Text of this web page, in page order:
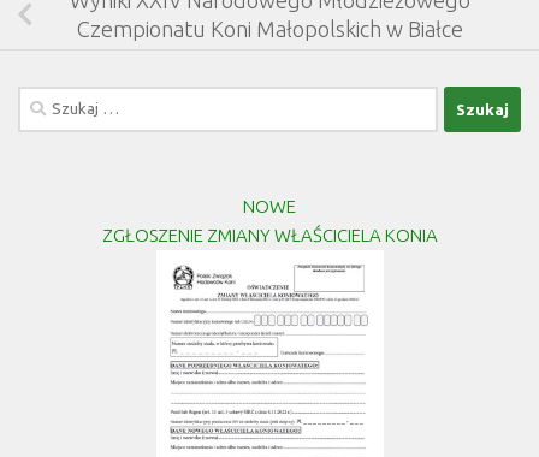
Czempionatu Koni Małopolskich w Białce
Szukaj:
NOWE
ZGŁOSZENIE ZMIANY WŁAŚCICIELA KONIA